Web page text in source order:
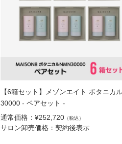
【6箱セット】メゾンエイト ボタニカ
30000 - ペアセット -
通常価格：¥252,720 （税込）
サロン卸売価格：契約後表示